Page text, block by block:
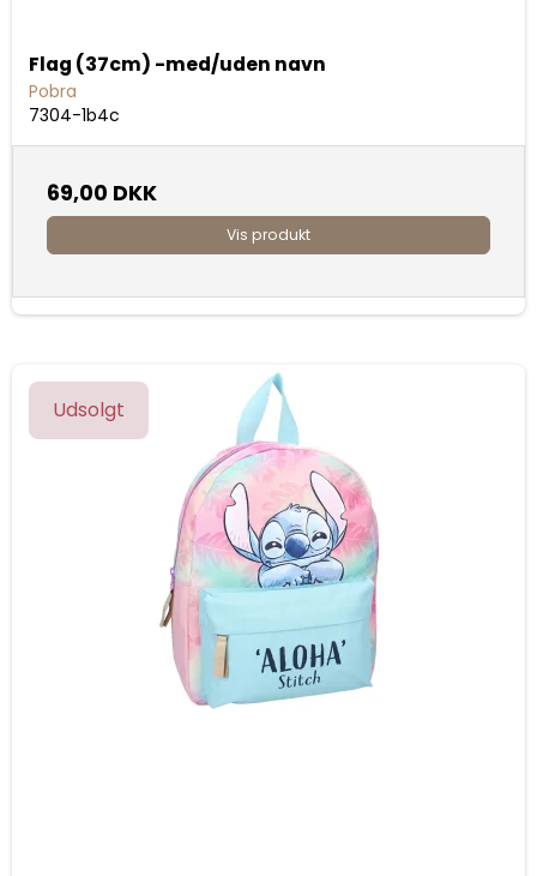
Flag (37cm) -med/uden navn
Pobra
7304-1b4c
69,00 DKK
Vis produkt
Udsolgt